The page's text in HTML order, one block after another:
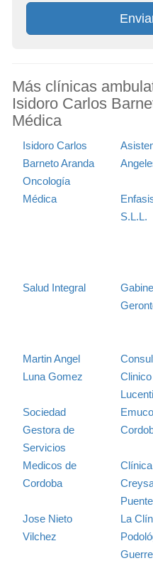
Más clínicas
Isidoro Carlos
Médica
Isidoro Carlos
Barneto Aranda
Oncología
Médica
S.L.L.
Salud Integral
Martin Angel
Luna Gomez
Clinico
Sociedad
Gestora de
Servicios
Medicos de
Cordoba
Clínica
Jose Nieto
Vilchez
La